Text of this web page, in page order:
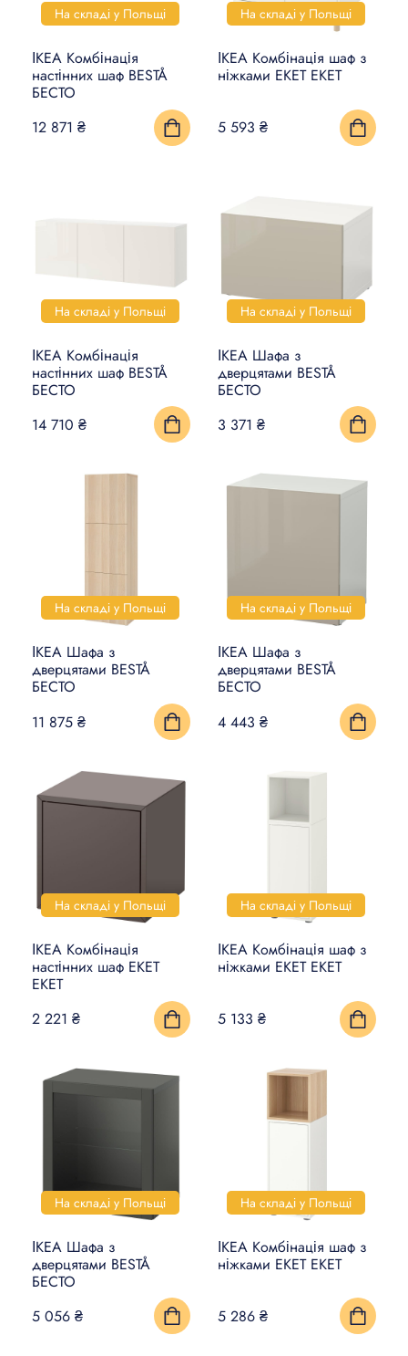
На складі у Польщі
ІКЕА Комбінація
настінних шаф BESTÅ
БЕСТО
12 871 ₴
На складі у Польщі
ІКЕА Комбінація шаф з
ніжками EKET ЕКЕТ
5 593 ₴
На складі у Польщі
ІКЕА Комбінація
настінних шаф BESTÅ
БЕСТО
14 710 ₴
На складі у Польщі
ІКЕА Шафа з
дверцятами BESTÅ
БЕСТО
3 371 ₴
На складі у Польщі
ІКЕА Шафа з
дверцятами BESTÅ
БЕСТО
11 875 ₴
На складі у Польщі
ІКЕА Шафа з
дверцятами BESTÅ
БЕСТО
4 443 ₴
На складі у Польщі
ІКЕА Комбінація
настінних шаф EKET
ЕКЕТ
2 221 ₴
На складі у Польщі
ІКЕА Комбінація шаф з
ніжками EKET ЕКЕТ
5 133 ₴
На складі у Польщі
ІКЕА Шафа з
дверцятами BESTÅ
БЕСТО
5 056 ₴
На складі у Польщі
ІКЕА Комбінація шаф з
ніжками EKET ЕКЕТ
5 286 ₴